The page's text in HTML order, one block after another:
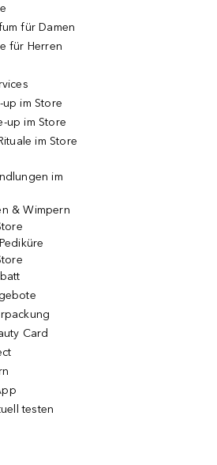
für Damen
für Herren
up im Store
up im Store
im Store
im
& Wimpern
Card
testen